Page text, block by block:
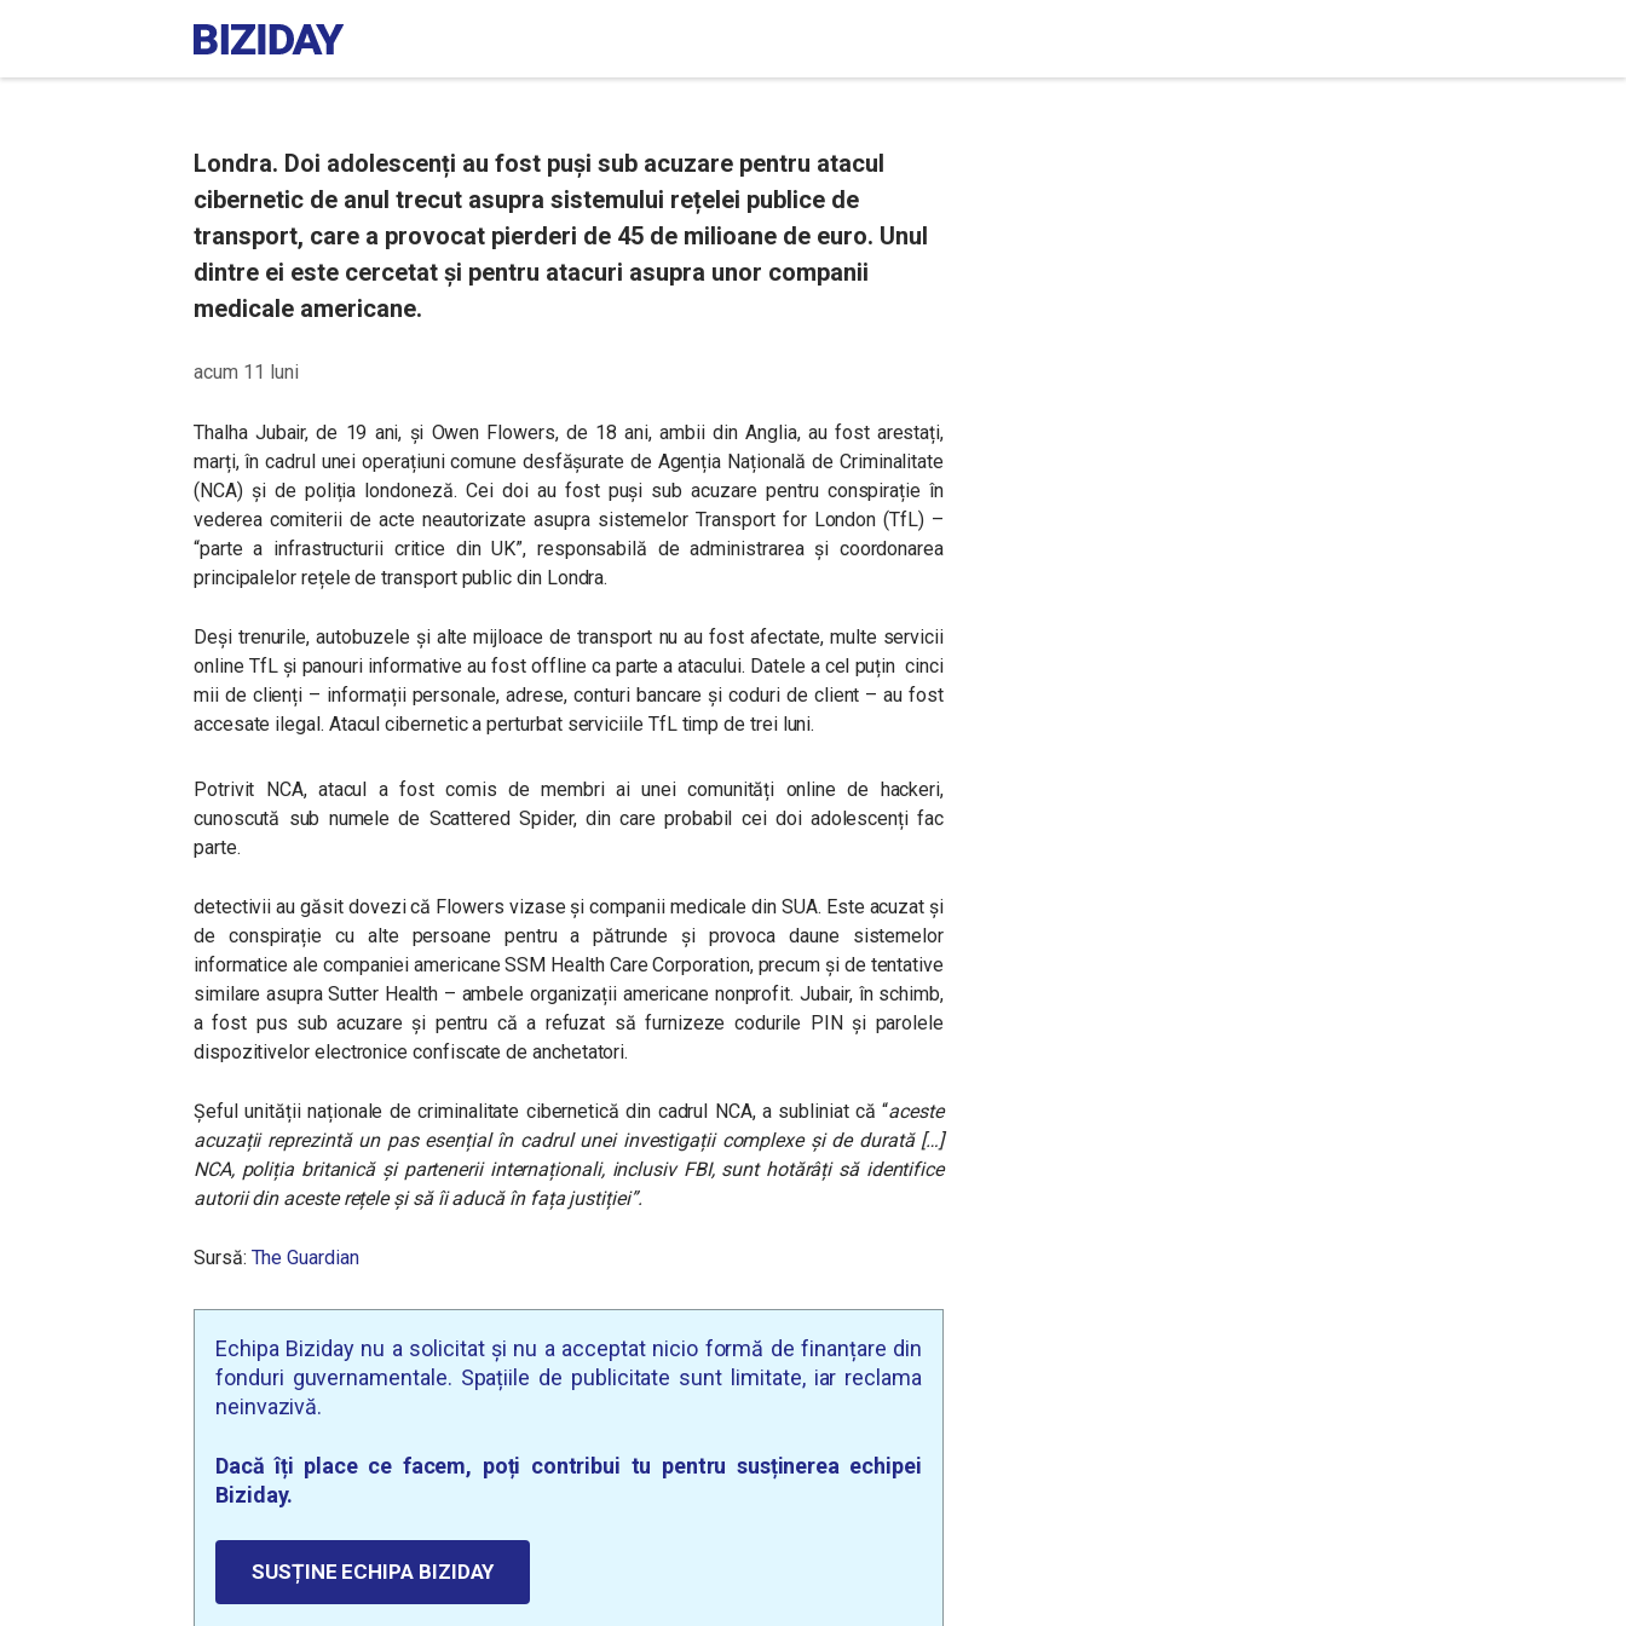
Londra. Doi adolescenți au fost puși sub acuzare pentru atacul
cibernetic de anul trecut asupra sistemului rețelei publice de
transport, care a provocat pierderi de 45 de milioane de euro. Unul
dintre ei este cercetat și pentru atacuri asupra unor companii
medicale americane.
acum 11 luni
Thalha Jubair, de 19 ani, și Owen Flowers, de 18 ani, ambii din Anglia, au fost arestați,
marți, în cadrul unei operațiuni comune desfășurate de Agenția Națională de Criminalitate
(NCA) și de poliția londoneză. Cei doi au fost puși sub acuzare pentru conspirație în
vederea comiterii de acte neautorizate asupra sistemelor Transport for London (TfL) –
“parte a infrastructurii critice din UK”, responsabilă de administrarea și coordonarea
principalelor rețele de transport public din Londra.
Deși trenurile, autobuzele și alte mijloace de transport nu au fost afectate, multe servicii
online TfL și panouri informative au fost offline ca parte a atacului. Datele a cel puțin cinci
mii de clienți – informații personale, adrese, conturi bancare și coduri de client – au fost
accesate ilegal. Atacul cibernetic a perturbat serviciile TfL timp de trei luni.
Potrivit NCA, atacul a fost comis de membri ai unei comunități online de hackeri,
cunoscută sub numele de Scattered Spider, din care probabil cei doi adolescenți fac
parte.
detectivii au găsit dovezi că Flowers vizase și companii medicale din SUA. Este acuzat și
de conspirație cu alte persoane pentru a pătrunde și provoca daune sistemelor
informatice ale companiei americane SSM Health Care Corporation, precum și de tentative
similare asupra Sutter Health – ambele organizații americane nonprofit. Jubair, în schimb,
a fost pus sub acuzare și pentru că a refuzat să furnizeze codurile PIN și parolele
dispozitivelor electronice confiscate de anchetatori.
Șeful unității naționale de criminalitate cibernetică din cadrul NCA, a subliniat că “aceste
acuzații reprezintă un pas esențial în cadrul unei investigații complexe și de durată […]
NCA, poliția britanică și partenerii internaționali, inclusiv FBI, sunt hotărâți să identifice
autorii din aceste rețele și să îi aducă în fața justiției”.
Sursă: The Guardian
Echipa Biziday nu a solicitat și nu a acceptat nicio formă de finanțare din
fonduri guvernamentale. Spațiile de publicitate sunt limitate, iar reclama
neinvazivă.
Dacă îți place ce facem, poți contribui tu pentru susținerea echipei
Biziday.
SUSȚINE ECHIPA BIZIDAY